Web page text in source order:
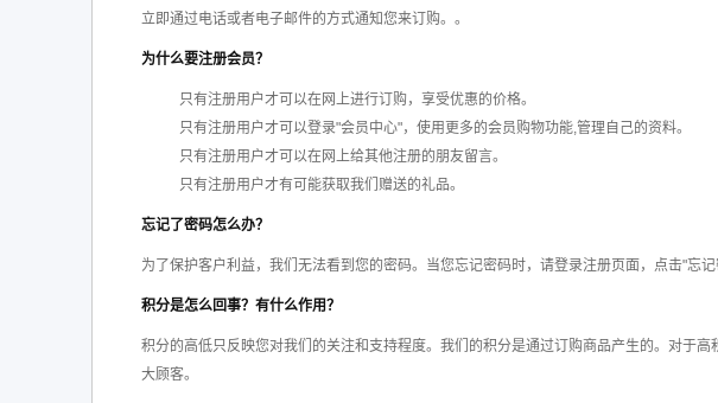
立即通过电话或者电子邮件的方式通知您来订购。。
为什么要注册会员？
只有注册用户才可以在网上进行订购，享受优惠的价格。
只有注册用户才可以登录"会员中心"，使用更多的会员购物功能,管理自己的资料。
只有注册用户才可以在网上给其他注册的朋友留言。
只有注册用户才有可能获取我们赠送的礼品。
忘记了密码怎么办？
为了保护客户利益，我们无法看到您的密码。当您忘记密码时，请登录注册页面，点击"忘
积分是怎么回事？有什么作用？
积分的高低只反映您对我们的关注和支持程度。我们的积分是通过订购商品产生的。对于
大顾客。